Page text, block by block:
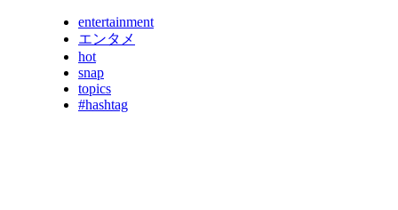
entertainment
エンタメ
hot
snap
topics
#hashtag